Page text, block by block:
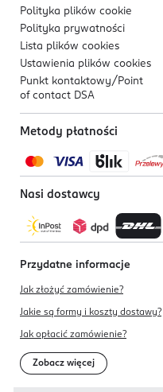
Polityka plików cookie
Polityka prywatności
Lista plików cookies
Ustawienia plików cookies
Punkt kontaktowy/ Point
of contact DSA
Metody płatności
Nasi dostawcy
Przydatne informacje
Jak złożyć zamówienie?
Jakie są formy i koszty dostawy?
Jak opłacić zamówienie?
Zobacz więcej